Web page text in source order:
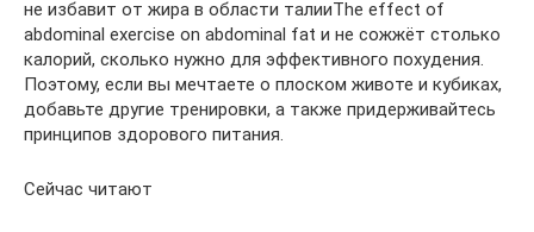
не избавит от жира в области талииThe effect of
abdominal exercise on abdominal fat и не сожжёт столько
калорий, сколько нужно для эффективного похудения.
Поэтому, если вы мечтаете о плоском животе и кубиках,
добавьте другие тренировки, а также придерживайтесь
принципов здорового питания.
Сейчас читают